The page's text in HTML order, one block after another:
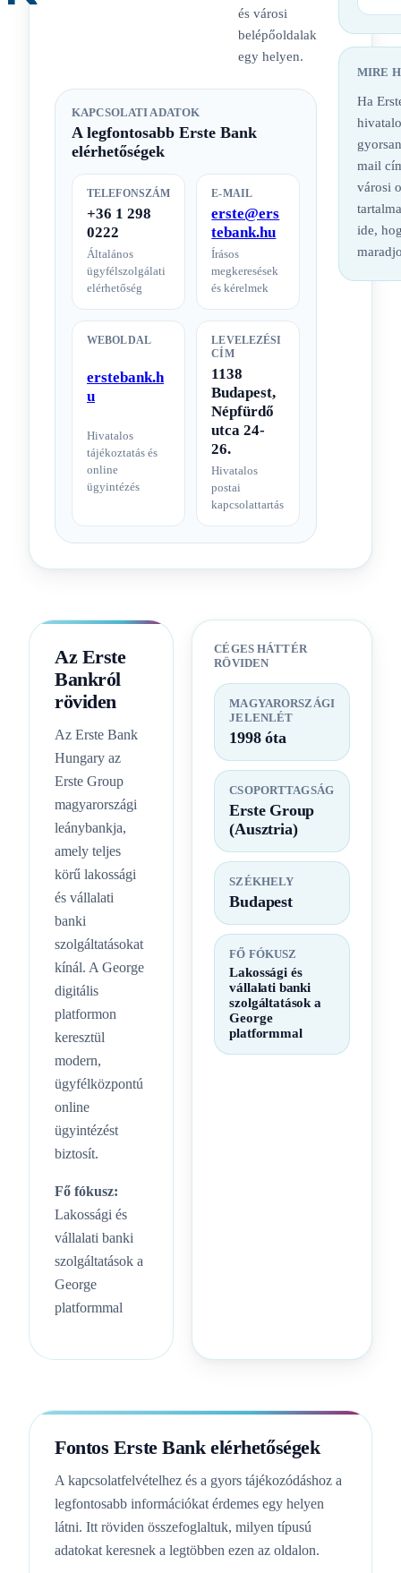
és városi
belépőoldalak
egy helyen.
KAPCSOLATI ADATOK
A legfontosabb Erste Bank
elérhetőségek
TELEFONSZÁM
+36 1 298
0222
Általános
ügyfélszolgálati
elérhetőség
E-MAIL
erste@ers
tebank.hu
Írásos
megkeresések
és kérelmek
WEBOLDAL
erstebank.h
u
Hivatalos
tájékoztatás és
online
ügyintézés
LEVELEZÉSI
CÍM
1138
Budapest,
Népfürdő
utca 24-
26.
Hivatalos
postai
kapcsolattartás
MIRE
Ha
mail
városi
ide,
Az Erste
Bankról
röviden
Az Erste Bank
Hungary az
Erste Group
magyarországi
leánybankja,
amely teljes
körű lakossági
és vállalati
banki
szolgáltatásokat
kínál. A George
digitális
platformon
keresztül
modern,
ügyfélközpontú
online
ügyintézést
biztosít.
Fő fókusz:
Lakossági és
vállalati banki
szolgáltatások a
George
platformmal
CÉGES HÁTTÉR
RÖVIDEN
MAGYARORSZÁGI
JELENLÉT
1998 óta
CSOPORTTAGSÁG
Erste Group
(Ausztria)
SZÉKHELY
Budapest
FŐ FÓKUSZ
Lakossági és
vállalati banki
szolgáltatások a
George
platformmal
Fontos Erste Bank elérhetőségek
A kapcsolatfelvételhez és a gyors tájékozódáshoz a
legfontosabb információkat érdemes egy helyen
látni. Itt röviden összefoglaltuk, milyen típusú
adatokat keresnek a legtöbben ezen az oldalon.